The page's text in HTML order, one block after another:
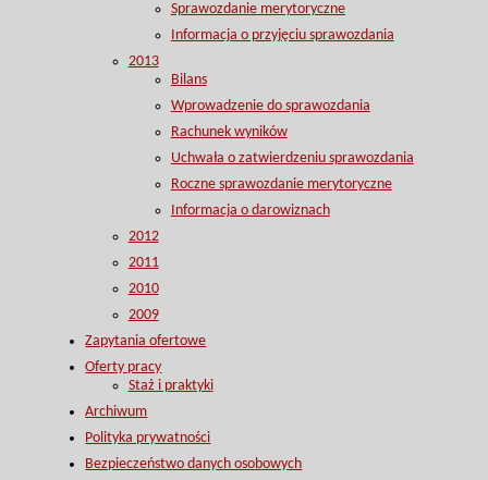
Sprawozdanie merytoryczne
Informacja o przyjęciu sprawozdania
2013
Bilans
Wprowadzenie do sprawozdania
Rachunek wyników
Uchwała o zatwierdzeniu sprawozdania
Roczne sprawozdanie merytoryczne
Informacja o darowiznach
2012
2011
2010
2009
Zapytania ofertowe
Oferty pracy
Staż i praktyki
Archiwum
Polityka prywatności
Bezpieczeństwo danych osobowych